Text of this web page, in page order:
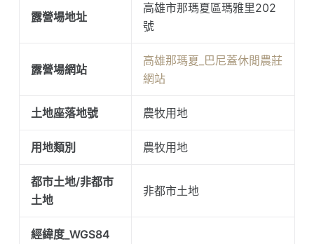
露營場地址
高雄市那瑪夏區瑪雅里202
號
露營場網站
高雄那瑪夏_巴尼蓋休閒農莊
網站
土地座落地號 農牧用地
用地類別 農牧用地
都市土地/非都市
土地
非都市土地
經緯度_WGS84